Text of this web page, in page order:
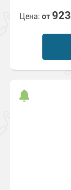
Цена: от 923